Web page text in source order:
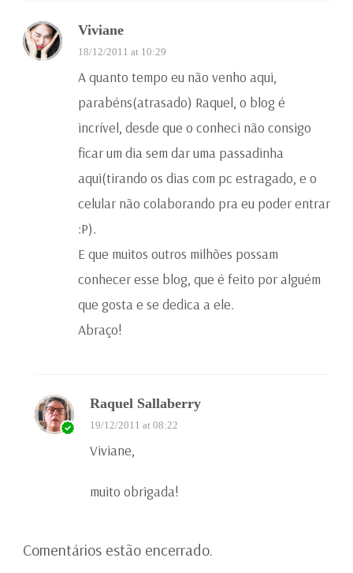
Viviane
18/12/2011 at 10:29
A quanto tempo eu não venho aqui,
parabéns(atrasado) Raquel, o blog é
incrível, desde que o conheci não consigo
ficar um dia sem dar uma passadinha
aqui(tirando os dias com pc estragado, e o
celular não colaborando pra eu poder entrar
:P).
E que muitos outros milhões possam
conhecer esse blog, que é feito por alguém
que gosta e se dedica a ele.
Abraço!
Raquel Sallaberry
19/12/2011 at 08:22
Viviane,
muito obrigada!
Comentários estão encerrado.